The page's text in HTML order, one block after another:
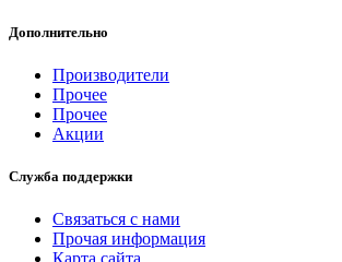
Дополнительно
Производители
Прочее
Прочее
Акции
Служба поддержки
Связаться с нами
Прочая информация